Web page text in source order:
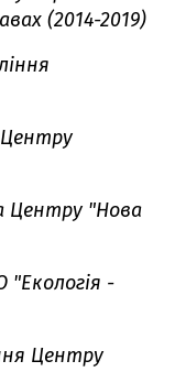
(2014-2019)
Центру
Центру "Нова
-
Центру